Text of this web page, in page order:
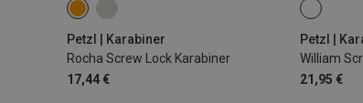
Petzl | Karabiner
Rocha Screw Lock Karabiner
17,44 €
Petzl |
William
21,95 €
SCREW-